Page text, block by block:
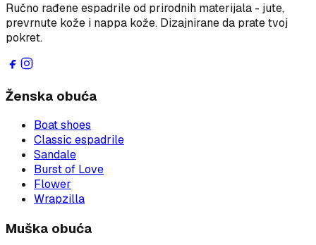
Ručno rađene espadrile od prirodnih materijala - jute,
prevrnute kože i nappa kože. Dizajnirane da prate tvoj
pokret.
Ženska obuća
Boat shoes
Classic espadrile
Sandale
Burst of Love
Flower
Wrapzilla
Muška obuća